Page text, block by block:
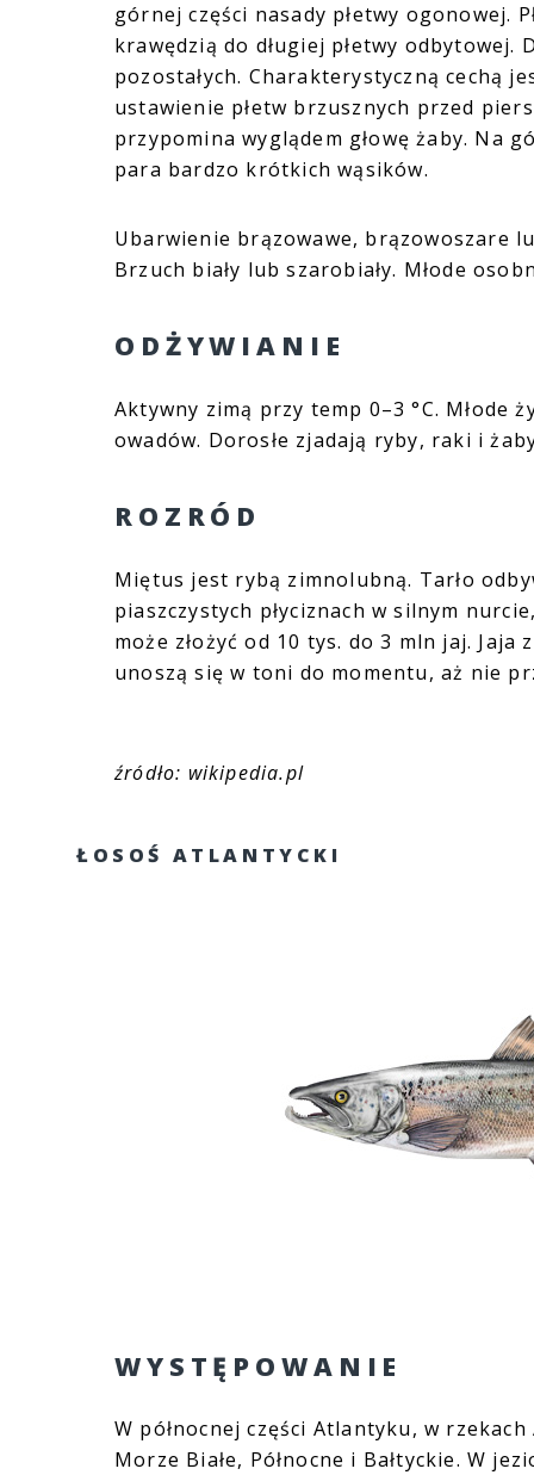
górnej części nasady płetwy ogonowej.
krawędzią do długiej płetwy odbytowej.
pozostałych. Charakterystyczną cechą
ustawienie płetw brzusznych przed
przypomina wyglądem głowę żaby. Na
para bardzo krótkich wąsików.
Ubarwienie brązowawe, brązowoszare
Brzuch biały lub szarobiały. Młode
ODŻYWIANIE
Aktywny zimą przy temp 0–3 °C.
owadów. Dorosłe zjadają ryby, raki i
ROZRÓD
Miętus jest rybą zimnolubną. Tarło
piaszczystych płyciznach w silnym
może złożyć od 10 tys. do 3 mln jaj.
unoszą się w toni do momentu, aż nie
źródło: wikipedia.pl
ŁOSOŚ ATLANTYCKI
WYSTĘPOWANIE
W północnej części Atlantyku, w
Morze Białe, Północne i Bałtyckie. W